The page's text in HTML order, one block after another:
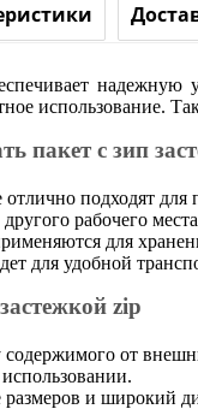
надежную
использование.
пакет с зип
подходят
рабочего
для
для удобной
zip
от
размеров и широкий